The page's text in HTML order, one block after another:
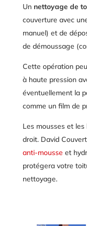
Un nettoyage de
couverture avec
manuel) et de
de démoussage
Cette opération
à haute pression
éventuellement la
comme un film de
Les mousses et les
droit. David
anti-mousse et
protégera votre
nettoyage.